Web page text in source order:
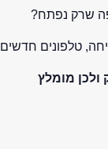
שרק נפתח?
טלפונים חדשים
ולכן מומלץ